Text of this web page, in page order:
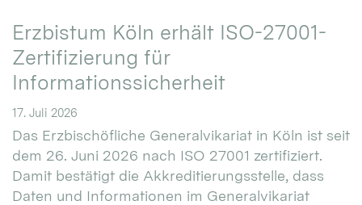
Erzbistum Köln erhält ISO-27001-
Zertifizierung für
Informationssicherheit
17. Juli 2026
Das Erzbischöfliche Generalvikariat in Köln ist seit
dem 26. Juni 2026 nach ISO 27001 zertifiziert.
Damit bestätigt die Akkreditierungsstelle, dass
Daten und Informationen im Generalvikariat